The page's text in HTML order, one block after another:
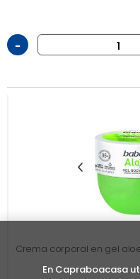
-
Crema corporal en gel aloe
En Capraboacasa